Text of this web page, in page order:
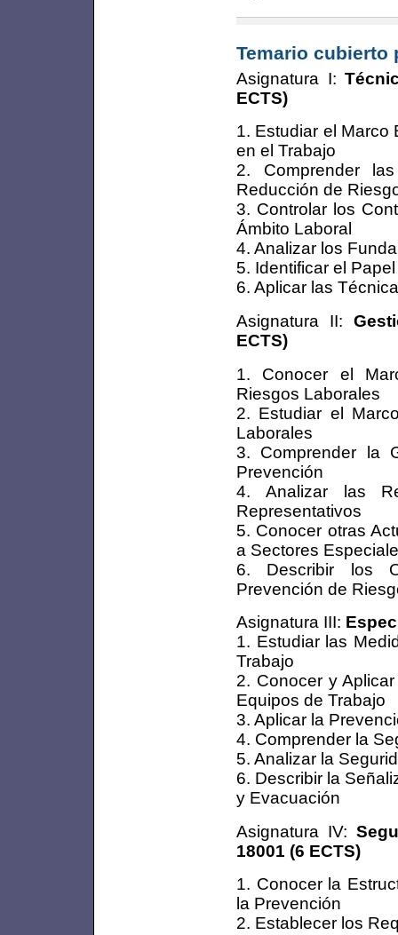
Temario cubierto
Asignatura I:
ECTS)
1. Estudiar el
en el Trabajo
2. Comprender
Reducción de
3. Controlar los
Ámbito Laboral
4. Analizar los
5. Identificar el
6. Aplicar las
Asignatura II:
ECTS)
1. Conocer el
Riesgos Laborales
2. Estudiar el
Laborales
3. Comprender la
Prevención
4. Analizar las
Representativos
5. Conocer otras
a Sectores
6. Describir los
Prevención de
Asignatura III:
1. Estudiar las
Trabajo
2. Conocer y
Equipos de Trabajo
3. Aplicar la
4. Comprender la
5. Analizar la
6. Describir la
y Evacuación
Asignatura IV:
18001 (6 ECTS)
1. Conocer la
la Prevención
2. Establecer los